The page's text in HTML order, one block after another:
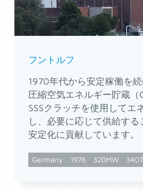
フントルフ
1970年代から安定稼働を
圧縮空気エネルギー貯蔵（
SSSクラッチを使用してエ
し、必要に応じて供給す
安定化に貢献しています。
Germany 1976 320MW 340T